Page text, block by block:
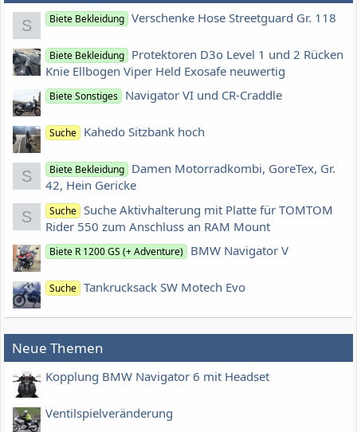
S Biete Bekleidung Verschenke Hose Streetguard Gr. 118
Biete Bekleidung Protektoren D3o Level 1 und 2 Rücken
Knie Ellbogen Viper Held Exosafe neuwertig
Biete Sonstiges Navigator VI und CR-Craddle
Suche Kahedo Sitzbank hoch
S Biete Bekleidung Damen Motorradkombi, GoreTex, Gr.
42, Hein Gericke
S Suche Suche Aktivhalterung mit Platte für TOMTOM
Rider 550 zum Anschluss an RAM Mount
Biete R 1200 GS (+ Adventure) BMW Navigator V
Suche Tankrucksack SW Motech Evo
Neue Themen
Kopplung BMW Navigator 6 mit Headset
Ventilspielveränderung